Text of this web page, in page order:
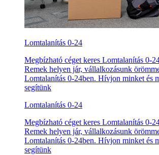
Lomtalanítás 0-24
Megbízható céget keres Lomtalanítás 0-
Remek helyen jár, vállalkozásunk
Lomtalanítás 0-24ben. Hívjon minket és
segítünk
Lomtalanítás 0-24
Megbízható céget keres Lomtalanítás 0-
Remek helyen jár, vállalkozásunk
Lomtalanítás 0-24ben. Hívjon minket és
segítünk